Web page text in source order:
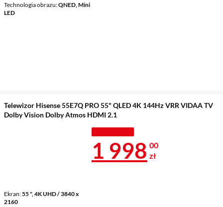
Technologia obrazu QNED, Mini
LED
Telewizor Hisense 55E7Q PRO 55" QLED 4K 144Hz VRR VIDAA TV
Dolby Vision Dolby Atmos HDMI 2.1
Ekran 55 ", 4K UHD / 3840 x
2160
Cena 1 998 zł
1 998 00
zł